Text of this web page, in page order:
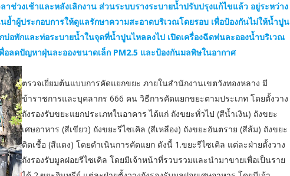
ช่วงเช้าและหลังเลิกงาน ส่วนระบบรางระบายน้ำปรับปรุงแก้ไขแล้ว อยู่ระหว่าง
ย้ำผู้ประกอบการให้ดูแลรักษาความสะอาดบริเวณโดยรอบ เพื่อป้องกันไม่ให้น้ำปูน
อพักและท่อระบายน้ำในจุดที่น้ำปูนไหลลงไป เปิดเครื่องฉีดพ่นละอองน้ำบริเวณ
อลดปัญหาฝุ่นละอองขนาดเล็ก PM2.5 และป้องกันมลพิษในอากาศ
ตรวจเยี่ยมต้นแบบการคัดแยกขยะ ภายในสำนักงานเขตวังทองหลาง มี
ข้าราชการและบุคลากร 666 คน วิธีการคัดแยกขยะตามประเภท โดยตั้งวาง
ถังรองรับขยะแยกประเภทในอาคาร ได้แก่ ถังขยะทั่วไป (สีน้ำเงิน) ถังขยะ
เศษอาหาร (สีเขียว) ถังขยะรีไซเคิล (สีเหลือง) ถังขยะอันตราย (สีส้ม) ถังขยะ
ติดเชื้อ (สีแดง) โดยดำเนินการคัดแยก ดังนี้ 1.ขยะรีไซเคิล แต่ละฝ่ายตั้งวาง
ถังรองรับมูลฝอยรีไซเคิล โดยมีเจ้าหน้าที่รวบรวมและนำมาขายเพื่อเป็นราย